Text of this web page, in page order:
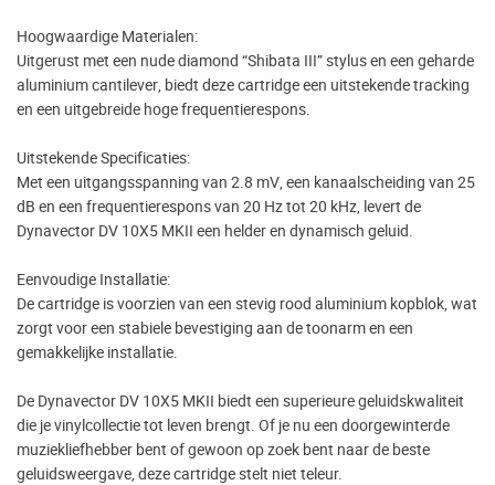
Hoogwaardige Materialen:
Uitgerust met een nude diamond “Shibata III” stylus en een geharde
aluminium cantilever, biedt deze cartridge een uitstekende tracking
en een uitgebreide hoge frequentierespons.
Uitstekende Specificaties:
Met een uitgangsspanning van 2.8 mV, een kanaalscheiding van 25
dB en een frequentierespons van 20 Hz tot 20 kHz, levert de
Dynavector DV 10X5 MKII een helder en dynamisch geluid.
Eenvoudige Installatie:
De cartridge is voorzien van een stevig rood aluminium kopblok, wat
zorgt voor een stabiele bevestiging aan de toonarm en een
gemakkelijke installatie.
De Dynavector DV 10X5 MKII biedt een superieure geluidskwaliteit
die je vinylcollectie tot leven brengt. Of je nu een doorgewinterde
muziekliefhebber bent of gewoon op zoek bent naar de beste
geluidsweergave, deze cartridge stelt niet teleur.